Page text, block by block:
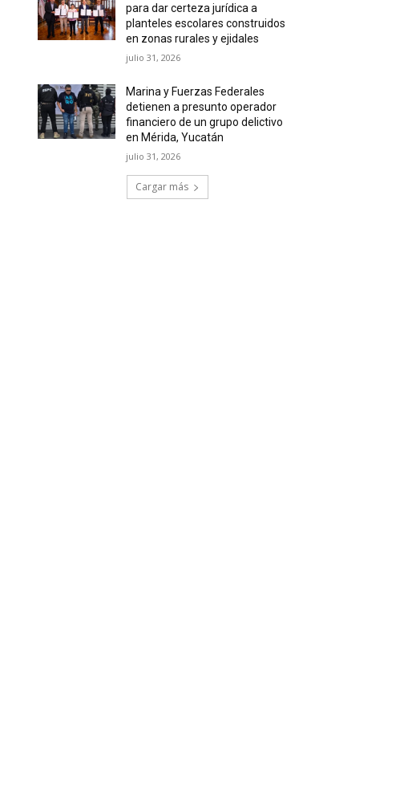
para dar certeza jurídica a
planteles escolares construidos
en zonas rurales y ejidales
julio 31, 2026
Marina y Fuerzas Federales
detienen a presunto operador
financiero de un grupo delictivo
en Mérida, Yucatán
julio 31, 2026
Cargar más